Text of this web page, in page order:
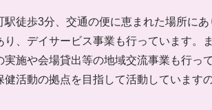
徒歩3分、交通の便に恵まれた場所にあ
、デイサービス事業も行っています。
施や会場貸出等の地域交流事業も行っ
活動の拠点を目指して活動しています